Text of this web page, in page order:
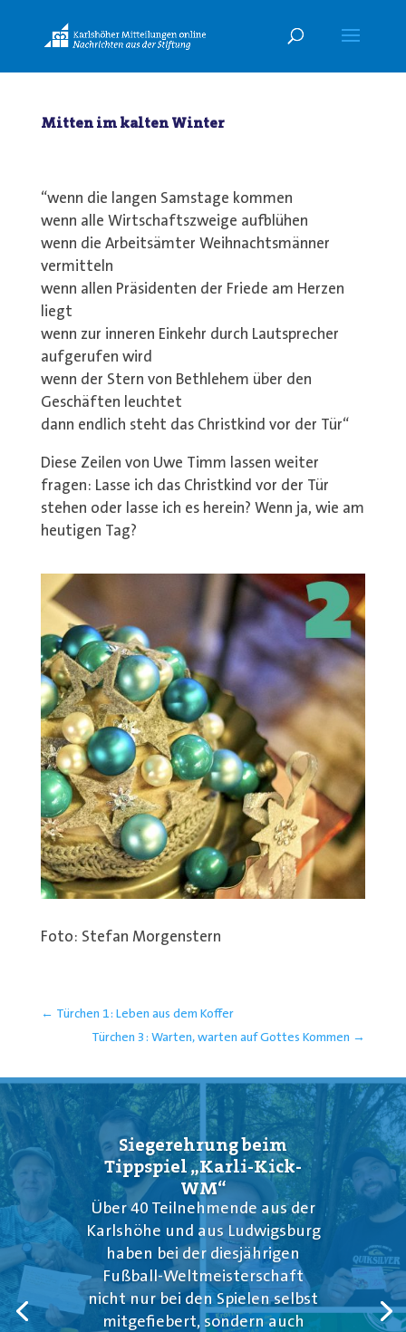
Mitten im kalten Winter
“wenn die langen Samstage kommen
wenn alle Wirtschaftszweige aufblühen
wenn die Arbeitsämter Weihnachtsmänner
vermitteln
wenn allen Präsidenten der Friede am Herzen
liegt
wenn zur inneren Einkehr durch Lautsprecher
aufgerufen wird
wenn der Stern von Bethlehem über den
Geschäften leuchtet
dann endlich steht das Christkind vor der Tür“
Diese Zeilen von Uwe Timm lassen weiter
fragen: Lasse ich das Christkind vor der Tür
stehen oder lasse ich es herein? Wenn ja, wie am
heutigen Tag?
Foto: Stefan Morgenstern
← Türchen 1: Leben aus dem Koffer
Türchen 3: Warten, warten auf Gottes Kommen →
Siegerehrung beim
Tippspiel „Karli-Kick-
WM“
Über 40 Teilnehmende aus der
Karlshöhe und aus Ludwigsburg
haben bei der diesjährigen
Fußball-Weltmeisterschaft
nicht nur bei den Spielen selbst
mitgefiebert, sondern auch